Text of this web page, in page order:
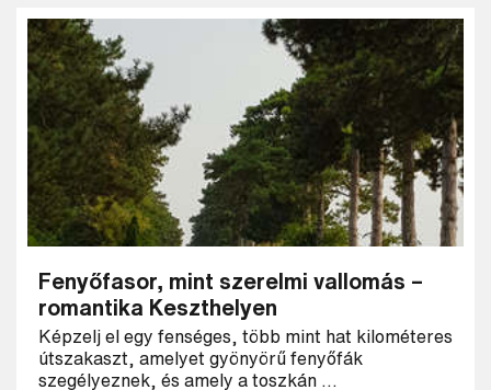
Fenyőfasor, mint szerelmi vallomás –
romantika Keszthelyen
Képzelj el egy fenséges, több mint hat kilométeres
útszakaszt, amelyet gyönyörű fenyőfák
szegélyeznek, és amely a toszkán ...